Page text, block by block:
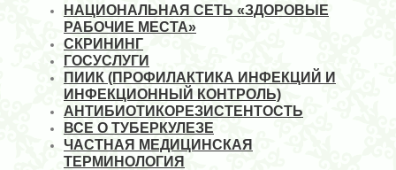
НАЦИОНАЛЬНАЯ СЕТЬ «ЗДОРОВЫЕ
РАБОЧИЕ МЕСТА»
СКРИНИНГ
ГОСУСЛУГИ
ПИИК (ПРОФИЛАКТИКА ИНФЕКЦИЙ И
ИНФЕКЦИОННЫЙ КОНТРОЛЬ)
АНТИБИОТИКОРЕЗИСТЕНТОСТЬ
ВСЕ О ТУБЕРКУЛЕЗЕ
ЧАСТНАЯ МЕДИЦИНСКАЯ
ТЕРМИНОЛОГИЯ